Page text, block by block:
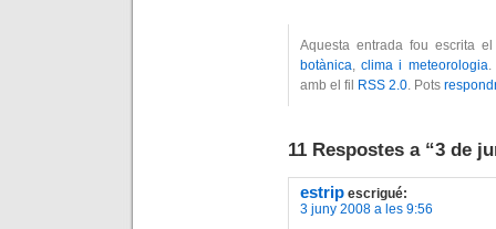
Aquesta entrada fou escrita
botànica,clima i meteorologia.
amb el fil
RSS 2.0. Pots
11 Respostes a “3 de
estrip escrigué:
3 juny 2008 a les 9:56